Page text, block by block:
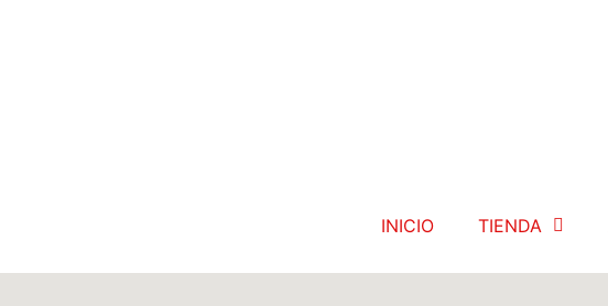
INICIO TIENDA